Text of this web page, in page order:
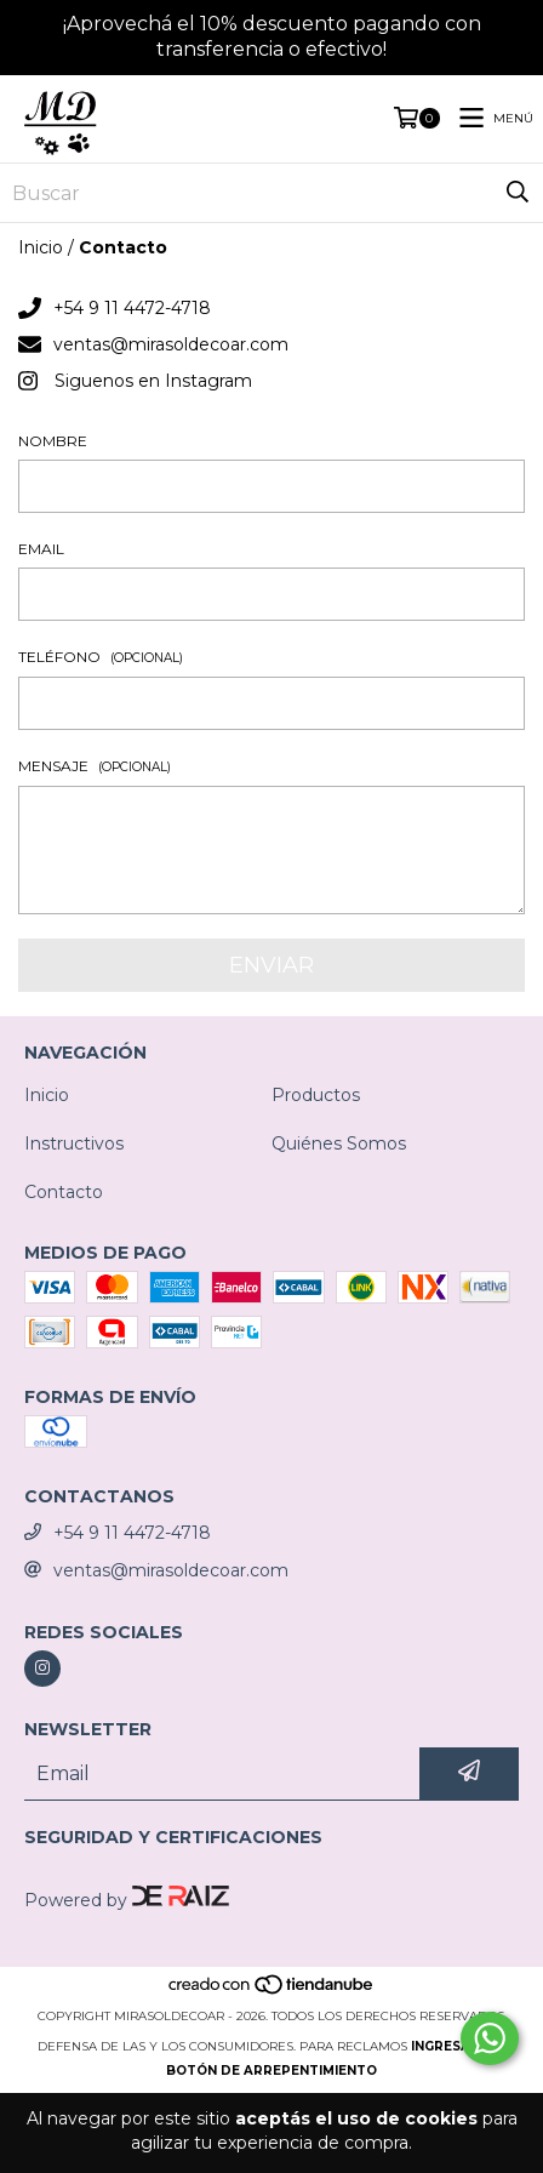
Al navegar por este sitio aceptás el uso de cookiespara
agilizar tu experiencia de compra.
¡Aprovechá el 10% descuento pagando con
transferencia o efectivo!
0 MENÚ
Inicio / Contacto
+54 9 11 4472-4718
ventas@mirasoldecoar.com
Siguenos en Instagram
NOMBRE
EMAIL
TELÉFONO (OPCIONAL)
MENSAJE (OPCIONAL)
NAVEGACIÓN
Inicio
Productos
Instructivos Quiénes Somos
Contacto
MEDIOS DE PAGO
FORMAS DE ENVÍO
CONTACTANOS
+54 9 11 4472-4718
ventas@mirasoldecoar.com
REDES SOCIALES
NEWSLETTER
SEGURIDAD Y CERTIFICACIONES
Powered by
COPYRIGHT MIRASOLDECOAR - 2026. TODOS LOS DERECHOS RESERVADOS.
DEFENSA DE LAS Y LOS CONSUMIDORES. PARA RECLAMOS
INGRESÁ ACÁ.
BOTÓN DE ARREPENTIMIENTO